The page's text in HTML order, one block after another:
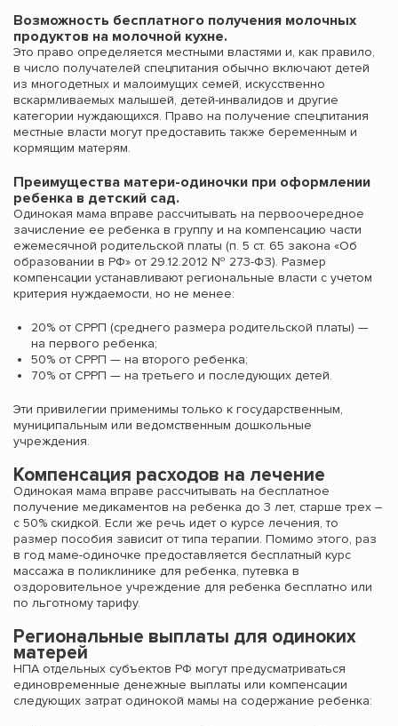
Возможность бесплатного получения молочных
продуктов на молочной кухне.
Это право определяется местными властями и, как правило,
в число получателей спецпитания обычно включают детей
из многодетных и малоимущих семей, искусственно
вскармливаемых малышей, детей-инвалидов и другие
категории нуждающихся. Право на получение спецпитания
местные власти могут предоставить также беременным и
кормящим матерям.
Преимущества матери-одиночки при оформлении
ребенка в детский сад.
Одинокая мама вправе рассчитывать на первоочередное
зачисление ее ребенка в группу и на компенсацию части
ежемесячной родительской платы (п. 5 ст. 65 закона «Об
образовании в РФ» от 29.12.2012 № 273-ФЗ). Размер
компенсации устанавливают региональные власти с учетом
критерия нуждаемости, но не менее:
20% от СРРП (среднего размера родительской платы) —
на первого ребенка;
50% от СРРП — на второго ребенка;
70% от СРРП — на третьего и последующих детей.
Эти привилегии применимы только к государственным,
муниципальным или ведомственным дошкольные
учреждения.
Компенсация расходов на лечение
Одинокая мама вправе рассчитывать на бесплатное
получение медикаментов на ребенка до 3 лет, старше трех –
с 50% скидкой. Если же речь идет о курсе лечения, то
размер пособия зависит от типа терапии. Помимо этого, раз
в год маме-одиночке предоставляется бесплатный курс
массажа в поликлинике для ребенка, путевка в
оздоровительное учреждение для ребенка бесплатно или
по льготному тарифу.
Региональные выплаты для одиноких
матерей
НПА отдельных субъектов РФ могут предусматриваться
единовременные денежные выплаты или компенсации
следующих затрат одинокой мамы на содержание ребенка: